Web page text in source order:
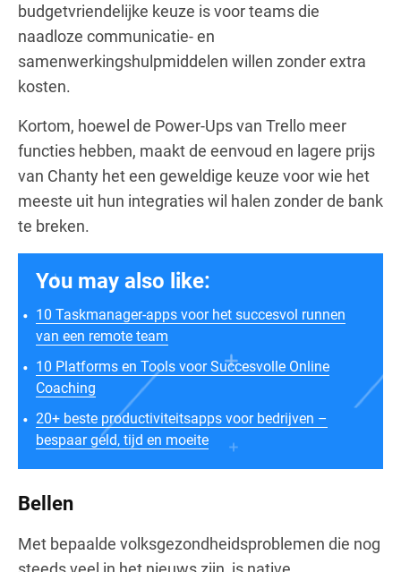
budgetvriendelijke keuze is voor teams die
naadloze communicatie- en
samenwerkingshulpmiddelen willen zonder extra
kosten.
Kortom, hoewel de Power-Ups van Trello meer
functies hebben, maakt de eenvoud en lagere prijs
van Chanty het een geweldige keuze voor wie het
meeste uit hun integraties wil halen zonder de bank
te breken.
You may also like:
10 Taskmanager-apps voor het succesvol runnen
van een remote team
10 Platforms en Tools voor Succesvolle Online
Coaching
20+ beste productiviteitsapps voor bedrijven –
bespaar geld, tijd en moeite
Bellen
Met bepaalde volksgezondheidsproblemen die nog